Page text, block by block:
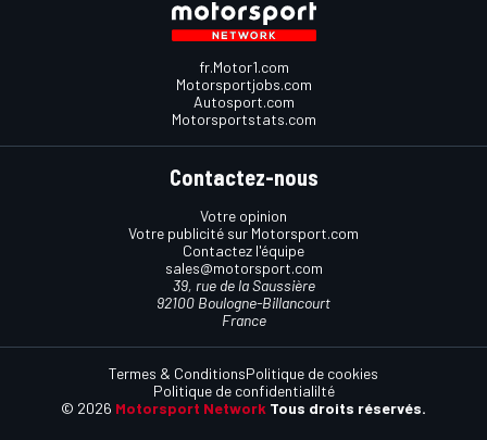
fr.Motor1.com
Motorsportjobs.com
Autosport.com
Motorsportstats.com
Contactez-nous
Votre opinion
Votre publicité sur Motorsport.com
Contactez l'équipe
sales@motorsport.com
39, rue de la Saussière
92100 Boulogne-Billancourt
France
© 2026 Motorsport Network Tous droits réservés.
Termes & ConditionsPolitique de cookies
Politique de confidentialilté